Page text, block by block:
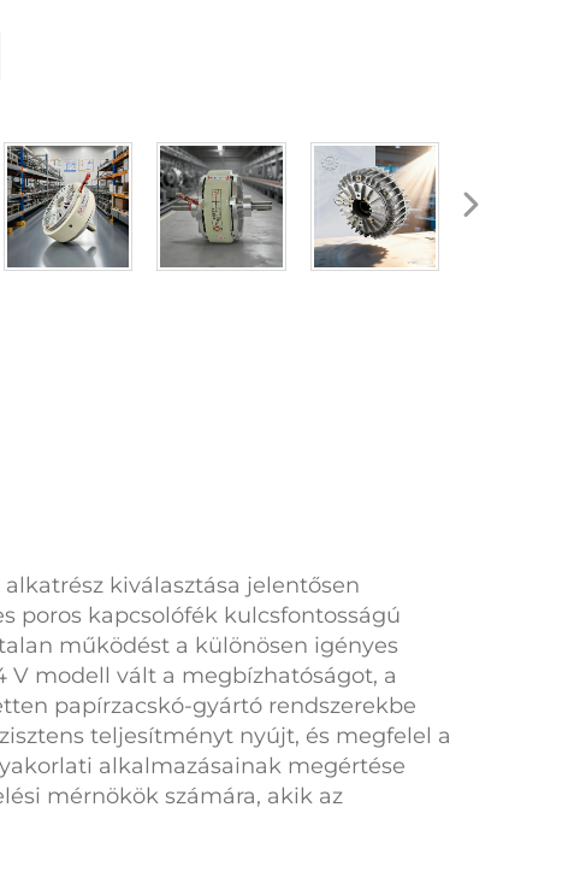
kiválasztása jelentősen
poros kapcsolófék kulcsfontosságú
működést a különösen igényes
V modell vált a megbízhatóságot, a
papírzacskó-gyártó rendszerekbe
teljesítményt nyújt, és megfelel a
alkalmazásainak megértése
mérnökök számára, akik az